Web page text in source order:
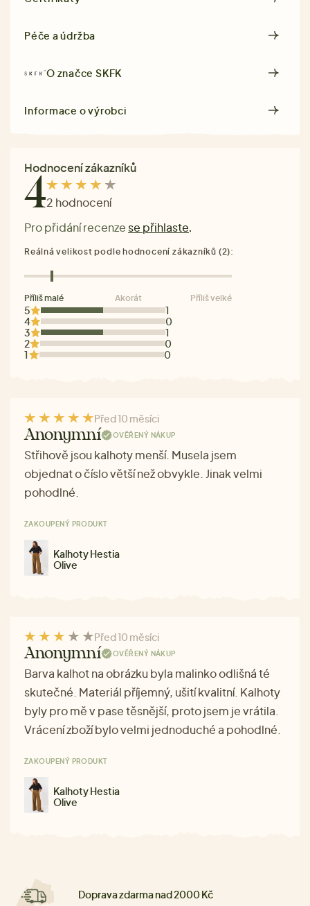
Péče a údržba
O značceSKFK
Informace o výrobci
Hodnocení zákazníků
42 hodnocení
Pro přidání recenze se přihlaste.
5
1
4
0
3
1
2
0
1
0
Reálná velikost podle hodnocení zákazníků (2):
Příliš malé Akorát Příliš velké
Před 10 měsíci
Anonymní OVĚŘENÝ NÁKUP
Střihově jsou kalhoty menší. Musela jsem
objednat o číslo větší než obvykle. Jinak velmi
pohodlné.
ZAKOUPENÝ PRODUKT
Kalhoty Hestia
Olive
Před 10 měsíci
Anonymní OVĚŘENÝ NÁKUP
Barva kalhot na obrázku byla malinko odlišná té
skutečné. Materiál příjemný, ušití kvalitní. Kalhoty
byly pro mě v pase těsnější, proto jsem je vrátila.
Vrácení zboží bylo velmi jednoduché a pohodlné.
ZAKOUPENÝ PRODUKT
Kalhoty Hestia
Olive
Doprava zdarma nad 2000 Kč